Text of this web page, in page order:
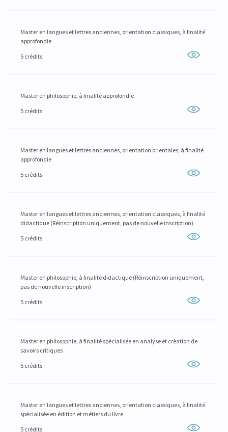
Master en langues et lettres anciennes, orientation classiques, à finalité
approfondie
5 crédits
Master en philosophie, à finalité approfondie
5 crédits
Master en langues et lettres anciennes, orientation orientales, à finalité
approfondie
5 crédits
Master en langues et lettres anciennes, orientation classiques, à finalité
didactique (Réinscription uniquement, pas de nouvelle inscription)
5 crédits
Master en philosophie, à finalité didactique (Réinscription uniquement,
pas de nouvelle inscription)
5 crédits
Master en philosophie, à finalité spécialisée en analyse et création de
savoirs critiques
5 crédits
Master en langues et lettres anciennes, orientation classiques, à finalité
spécialisée en édition et métiers du livre
5 crédits